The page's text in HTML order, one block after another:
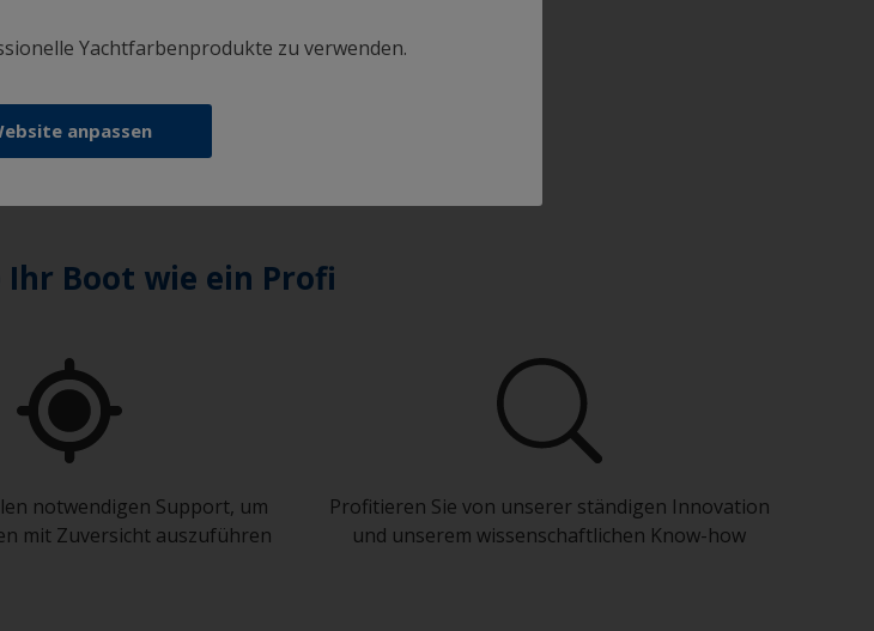
10:00 Uhr – 14:00 Uhr geöffnet
Yachtfarbenprodukte zu verwenden.
anpassen
Ihr Boot wie ein Profi
notwendigen Support, um
mit Zuversicht auszuführen
Profitieren Sie von unserer ständigen Innovation
und unserem wissenschaftlichen Know-how